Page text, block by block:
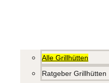
Alle Grillhütten
Ratgeber Grillhütten